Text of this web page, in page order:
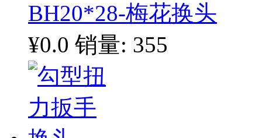
BH20*28-梅花换头
¥0.0 销量: 355